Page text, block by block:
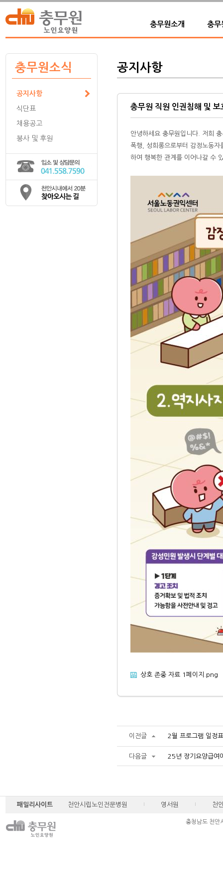
충무원소개 충무
충무원소식
공지사항
식단표
채용공고
봉사 및 후원
공지사항
충무원 직원 인권침해 및 보
안녕하세요 충무원입니다. 저희
폭행, 성희롱으로부터 감정노동
하여 행복한 관계를 이어나갈 수
상호 존중 자료 1페이지.png
이전글 2월 프로그램 일정표
다음글 25년 장기요양급여
패밀리사이트 천안시립노인전문병원 영서원 천
충청남도 천